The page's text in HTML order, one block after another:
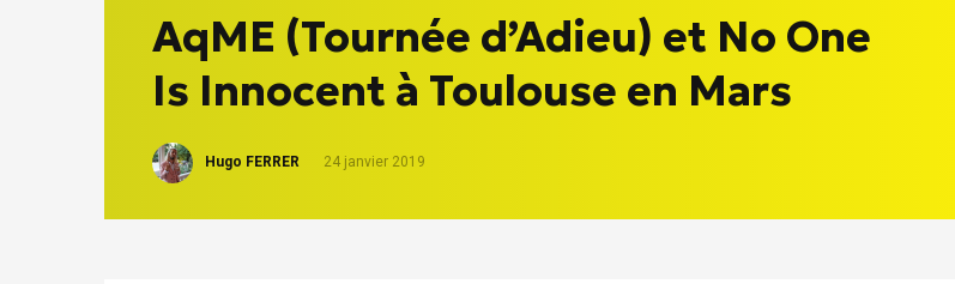
AqME (Tournée d’Adieu) et No One
Is Innocent à Toulouse en Mars
Hugo FERRER 24 janvier 2019